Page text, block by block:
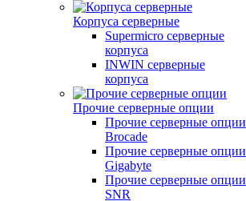
Корпуса серверные
Supermicro серверные
корпуса
INWIN серверные
корпуса
Прочие серверные опции
Прочие серверные опции
Brocade
Прочие серверные опции
Gigabyte
Прочие серверные опции
SNR